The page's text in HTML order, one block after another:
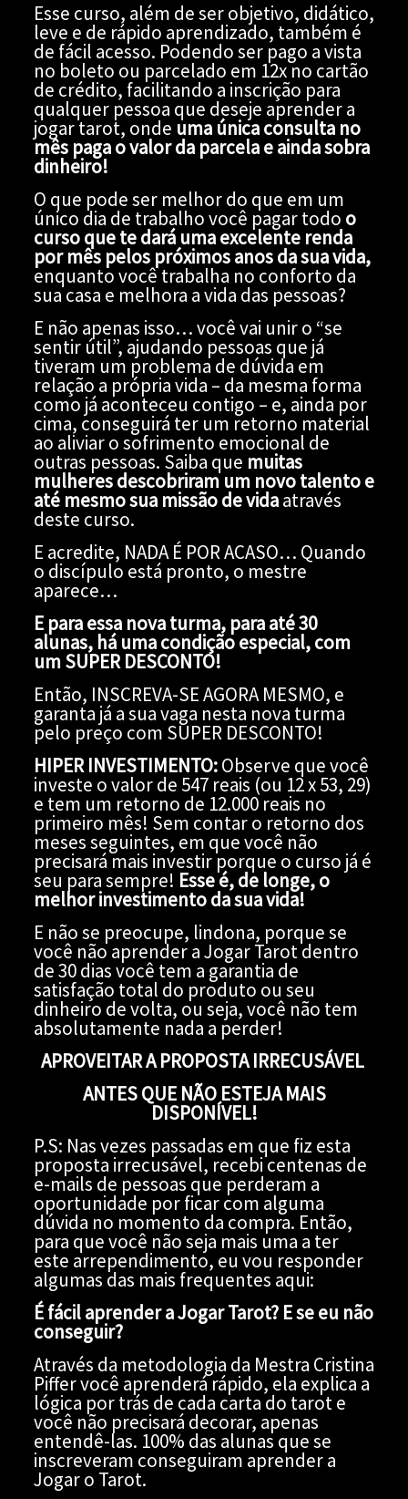
Esse curso, além de ser objetivo, didático,
leve e de rápido aprendizado, também é
de fácil acesso. Podendo ser pago a vista
no boleto ou parcelado em 12x no cartão
de crédito, facilitando a inscrição para
qualquer pessoa que deseje aprender a
jogar tarot, onde uma única consulta no
mês paga o valor da parcela e ainda sobra
dinheiro!
O que pode ser melhor do que em um
único dia de trabalho você pagar todo o
curso que te dará uma excelente renda
por mês pelos próximos anos da sua vida,
enquanto você trabalha no conforto da
sua casa e melhora a vida das pessoas?
E não apenas isso… você vai unir o “se
sentir útil”, ajudando pessoas que já
tiveram um problema de dúvida em
relação a própria vida – da mesma forma
como já aconteceu contigo – e, ainda por
cima, conseguirá ter um retorno material
ao aliviar o sofrimento emocional de
outras pessoas. Saiba que muitas
mulheres descobriram um novo talento e
até mesmo sua missão de vidaatravés
deste curso.
E acredite, NADA É POR ACASO… Quando
o discípulo está pronto, o mestre
aparece…
E para essa nova turma, para até 30
alunas, há uma condição especial, com
um SUPER DESCONTO!
Então, INSCREVA-SE AGORA MESMO, e
garanta já a sua vaga nesta nova turma
pelo preço com SUPER DESCONTO!
HIPER INVESTIMENTO:Observe que você
investe o valor de 547 reais (ou 12 x 53, 29)
e tem um retorno de 12.000 reais no
primeiro mês! Sem contar o retorno dos
meses seguintes, em que você não
precisará mais investir porque o curso já é
seu para sempre! Esse é, de longe, o
melhor investimento da sua vida!
E não se preocupe, lindona, porque se
você não aprender a Jogar Tarot dentro
de 30 dias você tem a garantia de
satisfação total do produto ou seu
dinheiro de volta, ou seja, você não tem
absolutamente nada a perder!
APROVEITAR A PROPOSTA IRRECUSÁVEL
ANTES QUE NÃO ESTEJA MAIS
DISPONÍVEL!
P.S: Nas vezes passadas em que fiz esta
proposta irrecusável, recebi centenas de
e-mails de pessoas que perderam a
oportunidade por ficar com alguma
dúvida no momento da compra. Então,
para que você não seja mais uma a ter
este arrependimento, eu vou responder
algumas das mais frequentes aqui:
É fácil aprender a Jogar Tarot? E se eu não
conseguir?
Através da metodologia da Mestra Cristina
Piffer você aprenderá rápido, ela explica a
lógica por trás de cada carta do tarot e
você não precisará decorar, apenas
entendê-las. 100% das alunas que se
inscreveram conseguiram aprender a
Jogar o Tarot.